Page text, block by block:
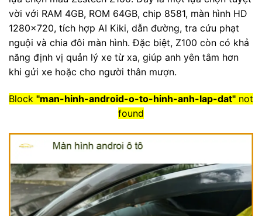
vời với RAM 4GB, ROM 64GB, chip 8581, màn hình HD
1280×720, tích hợp AI Kiki, dẫn đường, tra cứu phạt
nguội và chia đôi màn hình. Đặc biệt, Z100 còn có khả
năng định vị quản lý xe từ xa, giúp anh yên tâm hơn
khi gửi xe hoặc cho người thân mượn.
Block "man-hinh-android-o-to-hinh-anh-lap-dat" not
found